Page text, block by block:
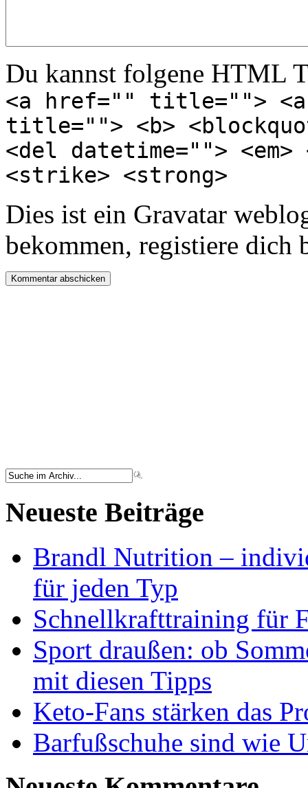
Du kannst folgene HTML
<a href="" title="">
title=""> <b>
<del datetime="">
<strike> <strong>
Dies ist ein Gravatar
bekommen, registiere dich
Neueste Beiträge
Brandl Nutrition –
für jeden Typ
Schnellkrafttraining für
Sport draußen: ob
mit diesen Tipps
Keto-Fans stärken das
Barfußschuhe sind wie